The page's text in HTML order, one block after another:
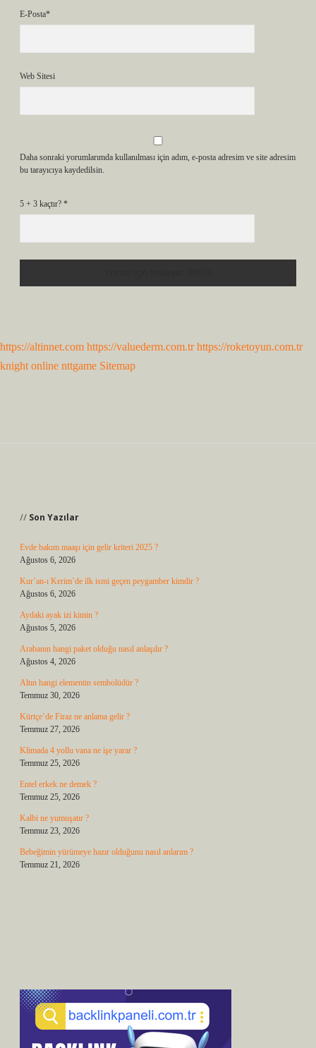
E-Posta*
Web Sitesi
Daha sonraki yorumlarımda kullanılması için adım, e-posta adresim ve site adresim
bu tarayıcıya kaydedilsin.
5 + 3 kaçtır? *
https://altinnet.com https://valuederm.com.tr https://roketoyun.com.tr
knight online nttgame Sitemap
Son Yazılar
Evde bakım maaşı için gelir kriteri 2025 ?
Ağustos 6, 2026
Kur’an-ı Kerim’de ilk ismi geçen peygamber kimdir ?
Ağustos 6, 2026
Aydaki ayak izi kimin ?
Ağustos 5, 2026
Arabanın hangi paket olduğu nasıl anlaşılır ?
Ağustos 4, 2026
Altın hangi elementin sembolüdür ?
Temmuz 30, 2026
Kürtçe’de Firaz ne anlama gelir ?
Temmuz 27, 2026
Klimada 4 yollu vana ne işe yarar ?
Temmuz 25, 2026
Entel erkek ne demek ?
Temmuz 25, 2026
Kalbi ne yumuşatır ?
Temmuz 23, 2026
Bebeğimin yürümeye hazır olduğunu nasıl anlarım ?
Temmuz 21, 2026